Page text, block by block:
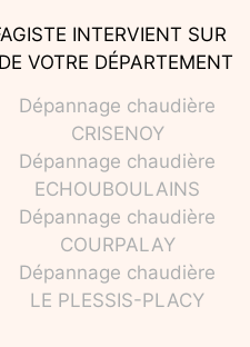
INTERVIENT SUR
VOTRE DÉPARTEMENT
Dépannage chaudière
CRISENOY
Dépannage chaudière
ECHOUBOULAINS
Dépannage chaudière
COURPALAY
Dépannage chaudière
LE PLESSIS-PLACY